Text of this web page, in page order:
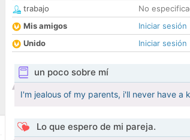
trabajo
No
Mis amigos
Iniciar sesión
Unido
Iniciar sesión
un poco sobre mí
I'm jealous of my parents, i'll never have
Lo que espero de mi pareja.